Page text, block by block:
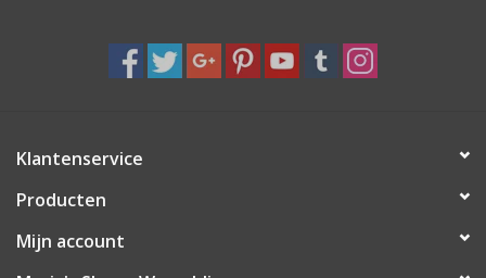
Klantenservice
Producten
Mijn account